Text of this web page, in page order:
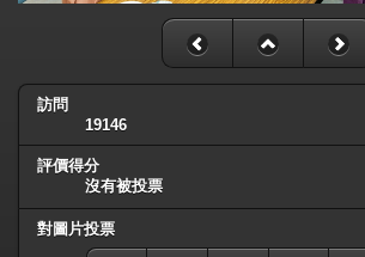
訪問
19146
評價得分
沒有被投票
對圖片投票